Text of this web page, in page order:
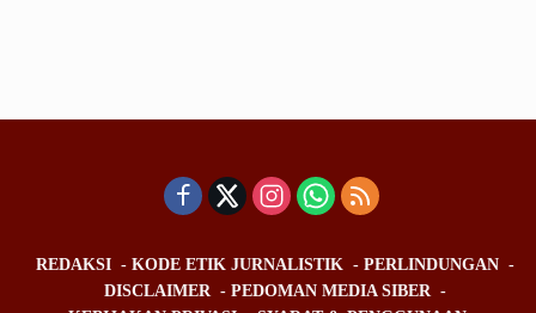
REDAKSI KODE ETIK JURNALISTIK
PERLINDUNGAN
DISCLAIMER
PEDOMAN MEDIA SIBER